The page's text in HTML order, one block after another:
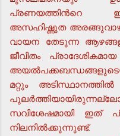
പ്രണയത്തിന്‍റെ
അസഹിഷ്ണുത
വായന തേടുന്ന
ജീവിതം
മറ്റും
പുലര്‍ത്തിയായിരുന്നല്ലോ
സവിശേഷമായി ഇത്
നിലനില്‍ക്കുന്നുണ്ട്.